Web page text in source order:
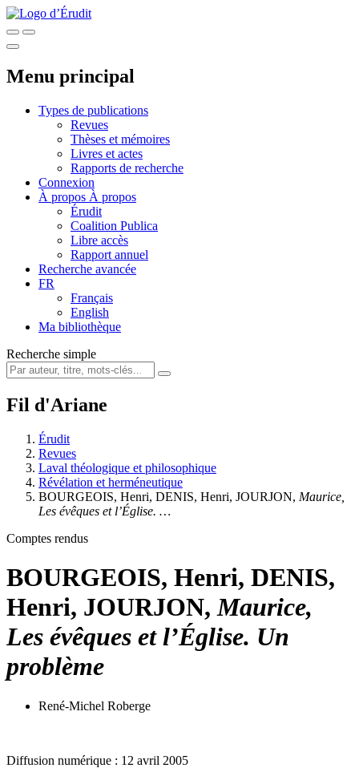
Menu principal
Types de publications
Revues
Thèses et mémoires
Livres et actes
Rapports de recherche
Connexion
À propos À propos
Érudit
Coalition Publica
Libre accès
Rapport annuel
Recherche avancée
FR
Français
English
Ma bibliothèque
Recherche simple
Fil d'Ariane
Érudit
Revues
Laval théologique et philosophique
Révélation et herméneutique
BOURGEOIS, Henri, DENIS, Henri, JOURJON, Maurice,
Les évêques et l’Église. …
Comptes rendus
BOURGEOIS, Henri, DENIS,
Henri, JOURJON, Maurice,
Les évêques et l’Église. Un
problème
René-Michel Roberge
Diffusion numérique : 12 avril 2005